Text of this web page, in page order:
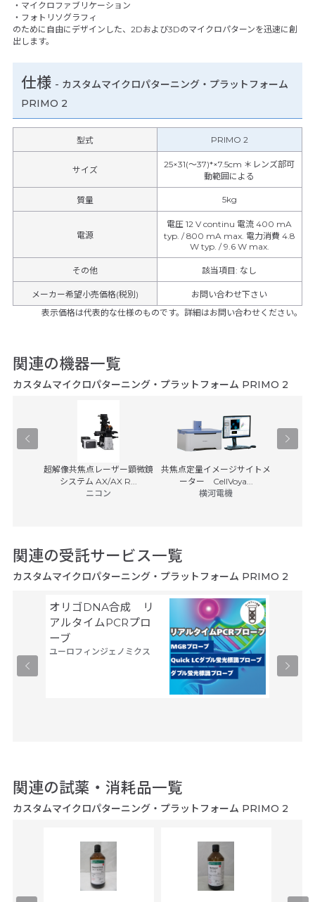
・マイクロファブリケーション
・フォトリソグラフィ
のために自由にデザインした、2Dおよび3Dのマイクロパターンを迅速に創
出します。
仕様 - カスタムマイクロパターニング・プラットフォーム
PRIMO 2
型式 PRIMO 2
サイズ
25×31(～37)*×7.5cm ＊レンズ部可
動範囲による
質量 5kg
電源
電圧 12 V continu 電流 400 mA
typ. / 800 mA max. 電力消費 4.8
W typ. / 9.6 W max.
その他 該当項目: なし
メーカー希望小売価格(税別)
お問い合わせ下さい
表示価格は代表的な仕様のものです。詳細はお問い合わせください。
関連の機器一覧
カスタムマイクロパターニング・プラットフォーム PRIMO 2
超解像共焦点レーザー顕微鏡
システム AX/AX R...
ニコン
共焦点定量イメージサイトメ
ーター CellVoya...
横河電機
関連の受託サービス一覧
カスタムマイクロパターニング・プラットフォーム PRIMO 2
オリゴDNA合成 リ
アルタイムPCRプロ
ーブ
ユーロフィンジェノミクス
ティフ
関連の試薬・消耗品一覧
カスタムマイクロパターニング・プラットフォーム PRIMO 2